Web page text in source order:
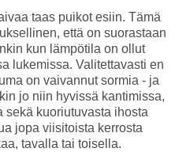
taas puikot esiin. Tämä
että on suorastaan
kun lämpötila on ollut
lukemissa. Valitettavasti en
on vaivannut sormia - ja
jo niin hyvissä kantimissa,
sekä kuoriutuvasta ihosta
jopa viisitoista kerrosta
tavalla tai toisella.